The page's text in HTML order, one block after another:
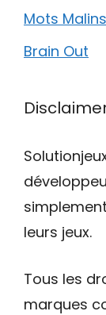
Mots Malins
Brain Out
leurs jeux.
Tous les
marques